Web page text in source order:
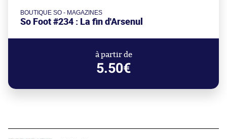
BOUTIQUE SO - MAGAZINES
So Foot #234 : La fin d'Arsenul
à partir de
5.50€